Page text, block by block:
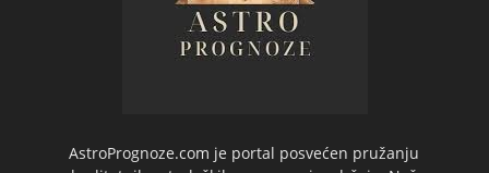
AstroPrognoze.com je portal posvećen pružanju